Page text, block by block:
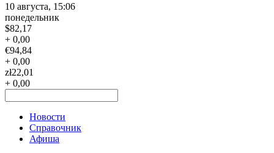
10 августа, 15:06
понедельник
$82,17
+ 0,00
€94,84
+ 0,00
zł22,01
+ 0,00
Новости
Справочник
Афиша